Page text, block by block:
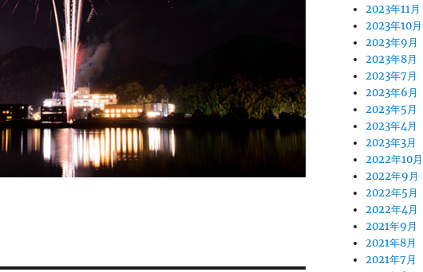
2023年11月
2023年10月
2023年9月
2023年8月
2023年7月
2023年6月
2023年5月
2023年4月
2023年3月
2022年10月
2022年9月
2022年5月
2022年4月
2021年9月
2021年8月
2021年7月